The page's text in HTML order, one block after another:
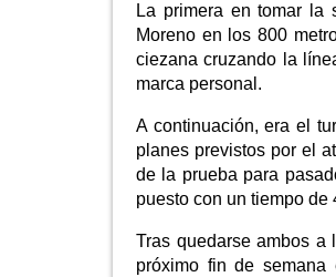
La primera en tomar la
Moreno en los 800
ciezana cruzando la
marca personal.
A continuación, era el
planes previstos por el
de la prueba para
puesto con un tiempo de
Tras quedarse ambos a
próximo fin de